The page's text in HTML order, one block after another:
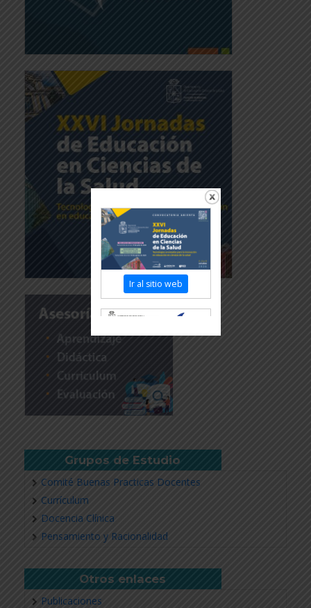
Grupos de Estudio
Comité Buenas Practicas Docentes
Currículum
Docencia Clínica
Pensamiento y Racionalidad
Otros enlaces
Publicaciones
Ir al sitio web
Revisar más información